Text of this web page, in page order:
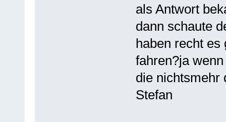
als Antwort
dann schaute
haben recht es
fahren?ja
die nichtsmehr
Stefan